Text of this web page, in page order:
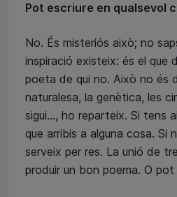
Pot escriure en qualsevol
No. És misteriós això; no
inspiració existeix: és el que
poeta de qui no. Això no és
naturalesa, la genètica, les
sigui..., ho reparteix. Si tens
que arribis a alguna cosa. Si
serveix per res. La unió de
produir un bon poema. O